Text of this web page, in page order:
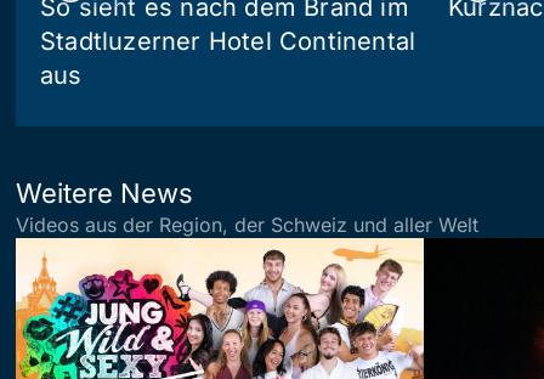
So sieht es nach dem Brand im
Stadtluzerner Hotel Continental
aus
Weitere News
Videos aus der Region, der Schweiz und aller Welt